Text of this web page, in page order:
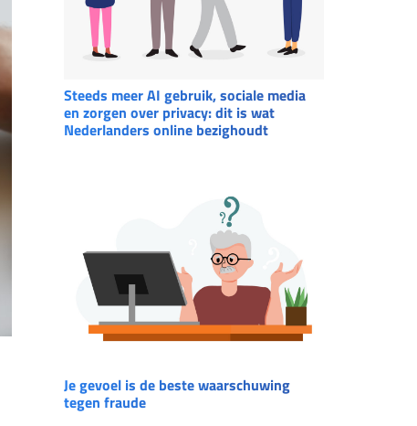
Steeds meer AI gebruik, sociale media
en zorgen over privacy: dit is wat
Nederlanders online bezighoudt
Je gevoel is de beste waarschuwing
tegen fraude